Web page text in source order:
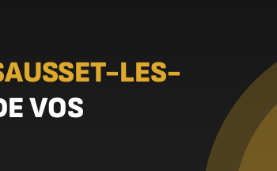
LES-
VOS